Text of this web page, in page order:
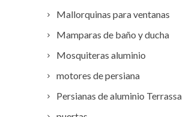
Mallorquinas para ventanas
Mamparas de baño y ducha
Mosquiteras aluminio
motores de persiana
Persianas de aluminio Terrassa